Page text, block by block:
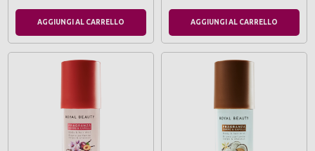
AGGIUNGI AL CARRELLO AGGIUNGI AL CARRELLO